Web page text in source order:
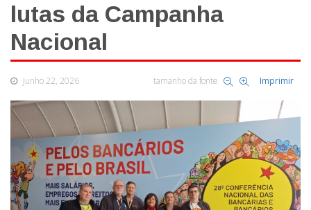
lutas da Campanha
Nacional
Junho 22, 2026 tamanho da fonte Imprimir